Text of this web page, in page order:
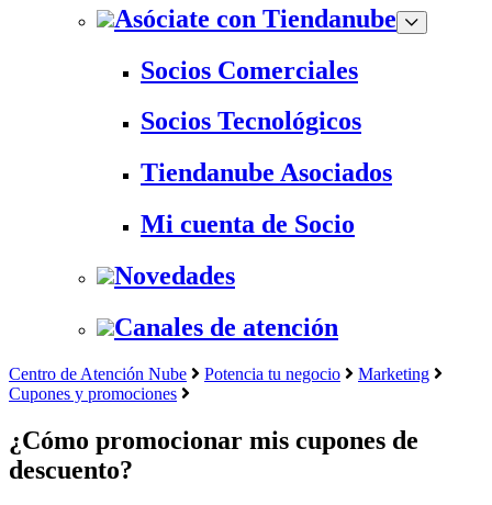
Asóciate con Tiendanube
Socios Comerciales
Socios Tecnológicos
Tiendanube Asociados
Mi cuenta de Socio
Novedades
Canales de atención
Centro de Atención Nube Potencia tu negocio
Marketing
Cupones y promociones
¿Cómo promocionar mis cupones de
descuento?